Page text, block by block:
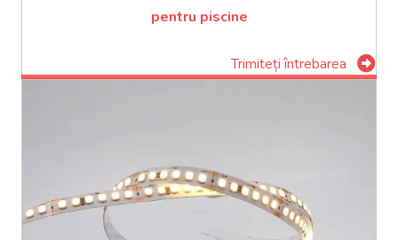
pentru piscine
Trimiteți întrebarea